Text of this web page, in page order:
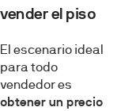
vender el piso
El escenario ideal
para todo
vendedor es
obtener un precio